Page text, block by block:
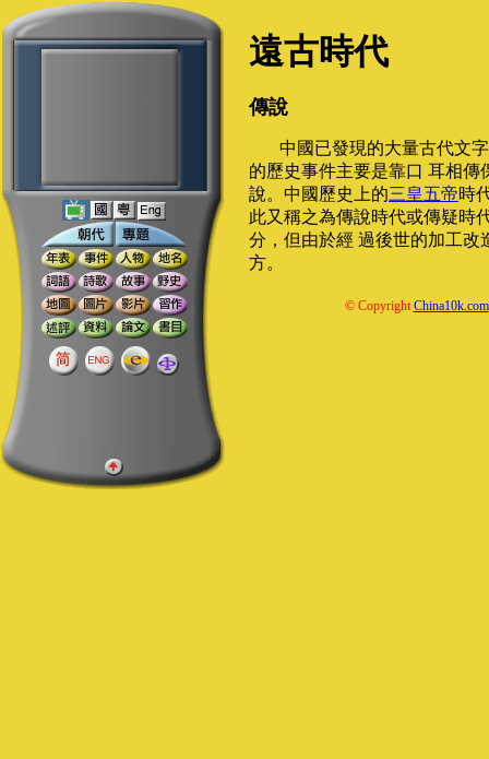
遠古時代
傳說
中國已發現的大量古代文
的歷史事件主要是靠口 耳相傳
說。中國歷史上的三皇五帝時
此又稱之為傳說時代或傳疑時
分，但由於經 過後世的加工改
方。
© CopyrightChina10k.com